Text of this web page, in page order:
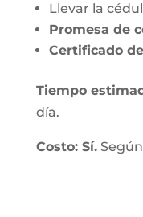
Llevar la
Promesa de
Certificado
Tiempo
día.
Costo: Sí.